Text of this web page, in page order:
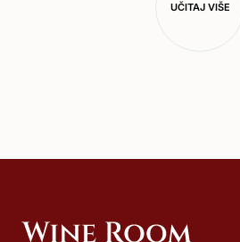
UČITAJ VIŠE